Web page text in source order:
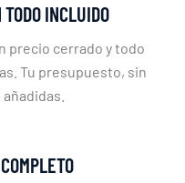
TODO INCLUIDO
precio cerrado y todo
Tu presupuesto, sin